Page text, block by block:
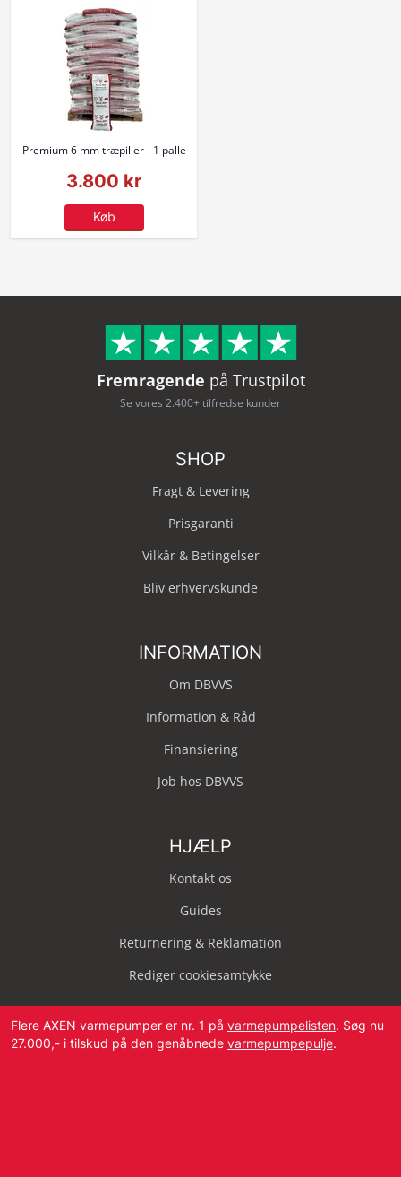
Premium 6 mm træpiller - 1 palle
3.800 kr
Køb
Fremragende på Trustpilot
Se vores 2.400+ tilfredse kunder
SHOP
Fragt & Levering
Prisgaranti
Vilkår & Betingelser
Bliv erhvervskunde
INFORMATION
Om DBVVS
Information & Råd
Finansiering
Job hos DBVVS
HJÆLP
Kontakt os
Guides
Returnering & Reklamation
Rediger cookiesamtykke
Flere AXEN varmepumper er nr. 1 på varmepumpelisten. Søg nu
27.000,- i tilskud på den genåbnede varmepumpepulje.